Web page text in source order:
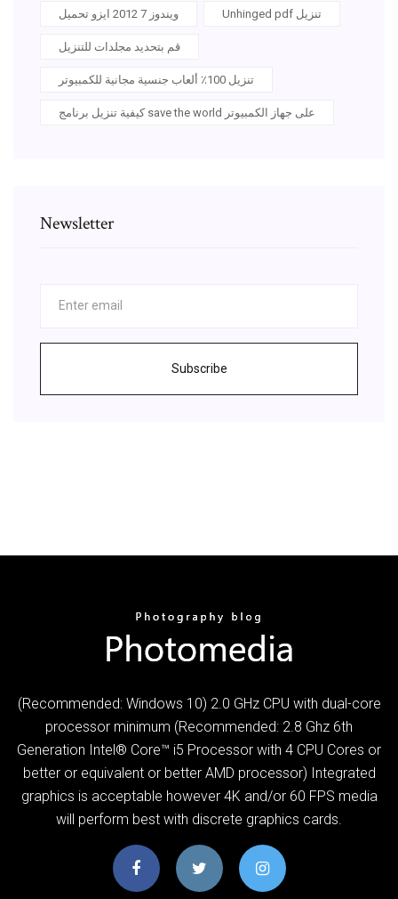
ويندوز 7 2012 ايزو تحميل Unhinged pdf تنزيل
قم بتحديد مجلدات للتنزيل
تنزيل 100٪ ألعاب جنسية مجانية للكمبيوتر
كيفية تنزيل برنامج save the world على جهاز الكمبيوتر
Newsletter
Subscribe
(Recommended: Windows 10) 2.0 GHz CPU with dual-core
processor minimum (Recommended: 2.8 Ghz 6th
Generation Intel® Core™ i5 Processor with 4 CPU Cores or
better or equivalent or better AMD processor) Integrated
graphics is acceptable however 4K and/or 60 FPS media
will perform best with discrete graphics cards.